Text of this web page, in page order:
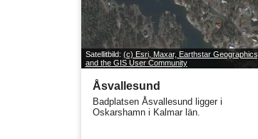
Satellitbild: (c) Esri, Maxar, Earthstar Geographics,
and the GIS User Community
Åsvallesund
Badplatsen Åsvallesund ligger i
Oskarshamn i Kalmar län.